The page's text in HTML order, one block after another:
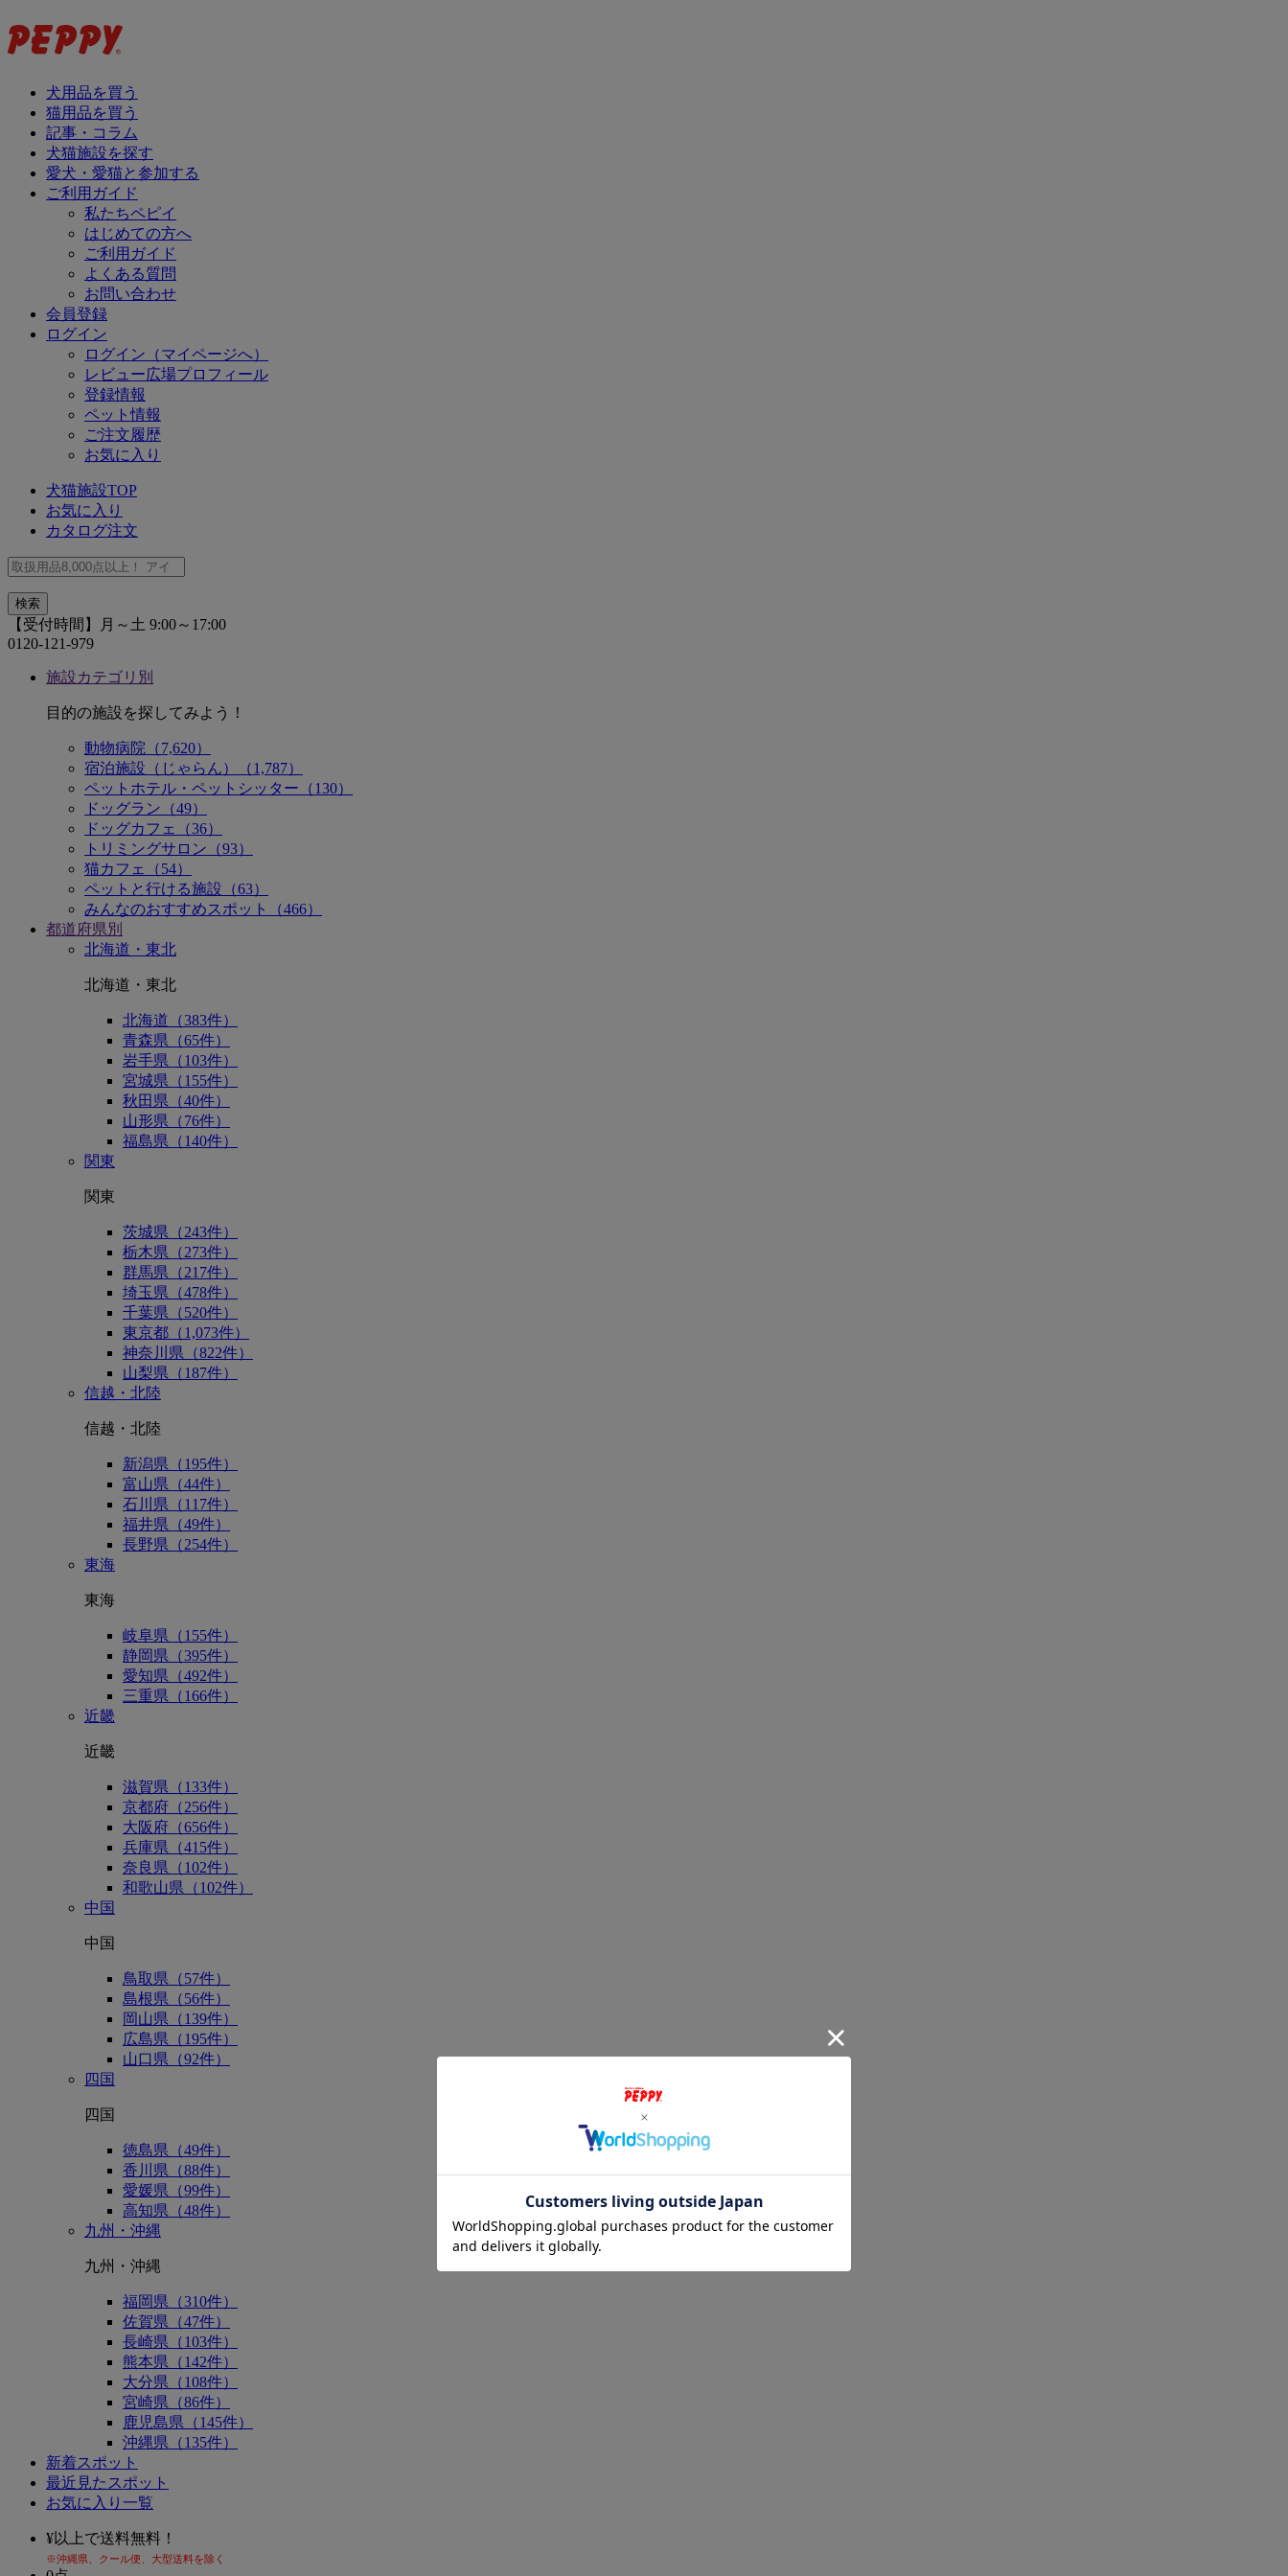
犬用品を買う
猫用品を買う
記事・コラム
犬猫施設を探す
愛犬・愛猫と参加する
ご利用ガイド
私たちペピイ
はじめての方へ
ご利用ガイド
よくある質問
お問い合わせ
会員登録
ログイン
ログイン（マイページへ）
レビュー広場プロフィール
登録情報
ペット情報
ご注文履歴
お気に入り
犬猫施設TOP
お気に入り
カタログ注文
【受付時間】月～土 9:00～17:00
0120-121-979
施設カテゴリ別
目的の施設を探してみよう！
動物病院（7,620）
宿泊施設（じゃらん）（1,787）
ペットホテル・ペットシッター（130）
ドッグラン（49）
ドッグカフェ（36）
トリミングサロン（93）
猫カフェ（54）
ペットと行ける施設（63）
みんなのおすすめスポット（466）
都道府県別
北海道・東北
北海道・東北
北海道（383件）
青森県（65件）
岩手県（103件）
宮城県（155件）
秋田県（40件）
山形県（76件）
福島県（140件）
関東
関東
茨城県（243件）
栃木県（273件）
群馬県（217件）
埼玉県（478件）
千葉県（520件）
東京都（1,073件）
神奈川県（822件）
山梨県（187件）
信越・北陸
信越・北陸
新潟県（195件）
富山県（44件）
石川県（117件）
福井県（49件）
長野県（254件）
東海
東海
岐阜県（155件）
静岡県（395件）
愛知県（492件）
三重県（166件）
近畿
近畿
滋賀県（133件）
京都府（256件）
大阪府（656件）
兵庫県（415件）
奈良県（102件）
和歌山県（102件）
中国
中国
鳥取県（57件）
島根県（56件）
岡山県（139件）
広島県（195件）
山口県（92件）
四国
四国
徳島県（49件）
香川県（88件）
愛媛県（99件）
高知県（48件）
九州・沖縄
九州・沖縄
福岡県（310件）
佐賀県（47件）
長崎県（103件）
熊本県（142件）
大分県（108件）
宮崎県（86件）
鹿児島県（145件）
沖縄県（135件）
新着スポット
最近見たスポット
お気に入り一覧
¥以上で送料無料！
※沖縄県、クール便、大型送料を除く